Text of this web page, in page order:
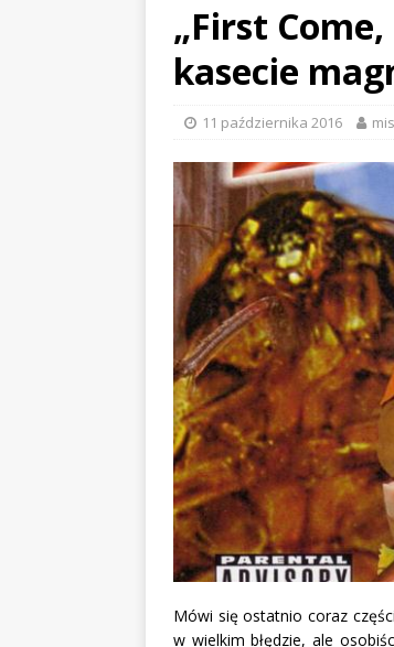
„First
kasecie
11 października 2016
Mówi się ostatnio coraz
w wielkim błędzie, ale
ALCHEMIST x DUSTY